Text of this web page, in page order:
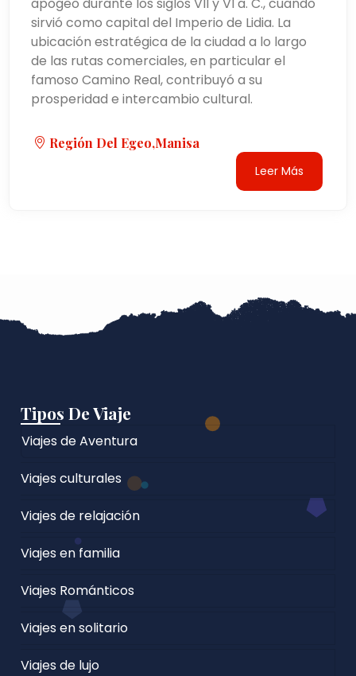
apogeo durante los siglos VII y VI a. C., cuando
sirvió como capital del Imperio de Lidia. La
ubicación estratégica de la ciudad a lo largo
de las rutas comerciales, en particular el
famoso Camino Real, contribuyó a su
prosperidad e intercambio cultural.
Región Del Egeo,Manisa
Leer Más
Tipos De Viaje
Viajes de Aventura
Viajes culturales
Viajes de relajación
Viajes en familia
Viajes Románticos
Viajes en solitario
Viajes de lujo